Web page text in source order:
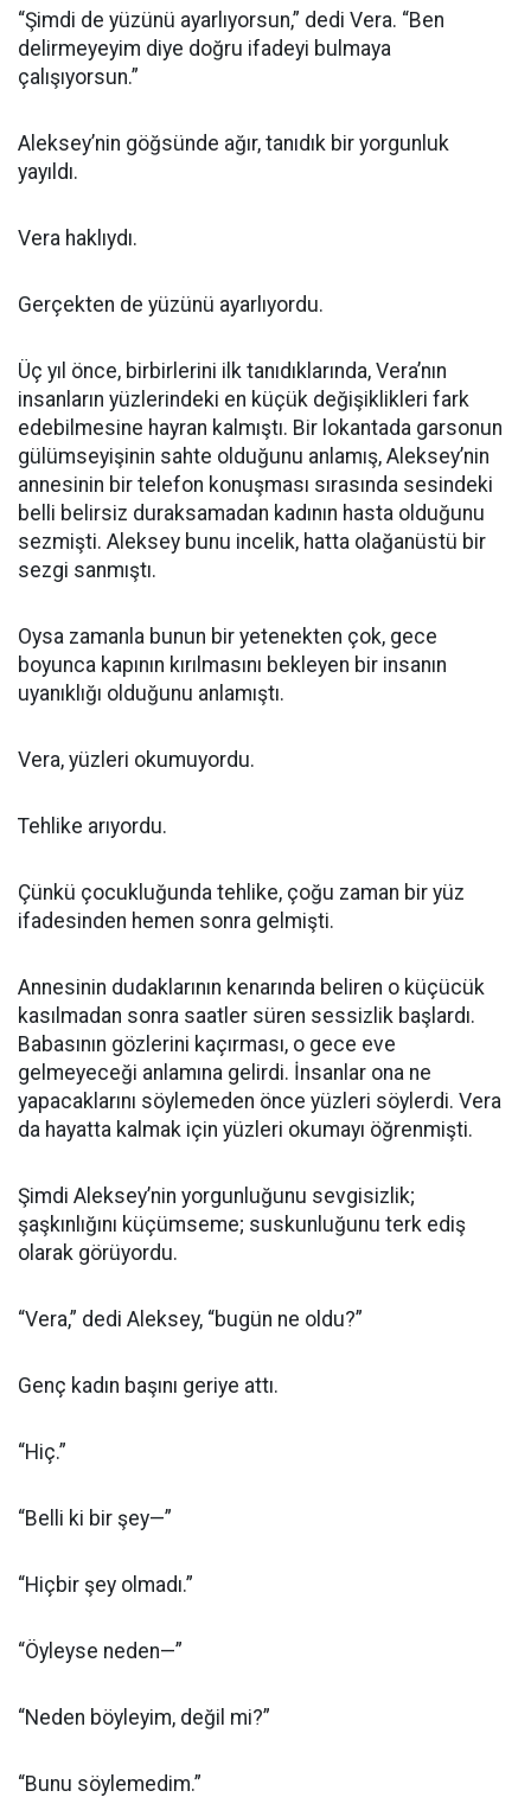
“Şimdi de yüzünü ayarlıyorsun,” dedi Vera. “Ben
delirmeyeyim diye doğru ifadeyi bulmaya
çalışıyorsun.”
Aleksey’nin göğsünde ağır, tanıdık bir yorgunluk
yayıldı.
Vera haklıydı.
Gerçekten de yüzünü ayarlıyordu.
Üç yıl önce, birbirlerini ilk tanıdıklarında, Vera’nın
insanların yüzlerindeki en küçük değişiklikleri fark
edebilmesine hayran kalmıştı. Bir lokantada garsonun
gülümseyişinin sahte olduğunu anlamış, Aleksey’nin
annesinin bir telefon konuşması sırasında sesindeki
belli belirsiz duraksamadan kadının hasta olduğunu
sezmişti. Aleksey bunu incelik, hatta olağanüstü bir
sezgi sanmıştı.
Oysa zamanla bunun bir yetenekten çok, gece
boyunca kapının kırılmasını bekleyen bir insanın
uyanıklığı olduğunu anlamıştı.
Vera, yüzleri okumuyordu.
Tehlike arıyordu.
Çünkü çocukluğunda tehlike, çoğu zaman bir yüz
ifadesinden hemen sonra gelmişti.
Annesinin dudaklarının kenarında beliren o küçücük
kasılmadan sonra saatler süren sessizlik başlardı.
Babasının gözlerini kaçırması, o gece eve
gelmeyeceği anlamına gelirdi. İnsanlar ona ne
yapacaklarını söylemeden önce yüzleri söylerdi. Vera
da hayatta kalmak için yüzleri okumayı öğrenmişti.
Şimdi Aleksey’nin yorgunluğunu sevgisizlik;
şaşkınlığını küçümseme; suskunluğunu terk ediş
olarak görüyordu.
“Vera,” dedi Aleksey, “bugün ne oldu?”
Genç kadın başını geriye attı.
“Hiç.”
“Belli ki bir şey—”
“Hiçbir şey olmadı.”
“Öyleyse neden—”
“Neden böyleyim, değil mi?”
“Bunu söylemedim.”